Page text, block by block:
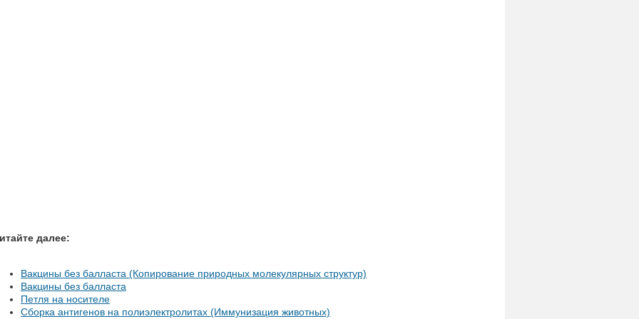
далее:
Вакцины без балласта (Копирование природных молекулярных структур)
Вакцины без балласта
Петля на носителе
Сборка антигенов на полиэлектролитах (Иммунизация животных)